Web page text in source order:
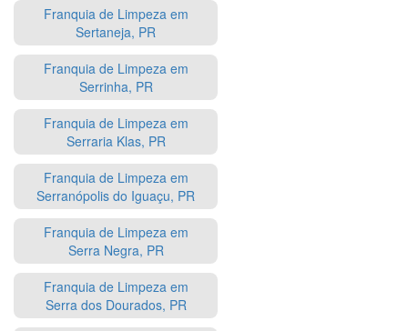
Franquia de Limpeza em
Sertaneja, PR
Franquia de Limpeza em
Serrinha, PR
Franquia de Limpeza em
Serraria Klas, PR
Franquia de Limpeza em
Serranópolis do Iguaçu, PR
Franquia de Limpeza em
Serra Negra, PR
Franquia de Limpeza em
Serra dos Dourados, PR